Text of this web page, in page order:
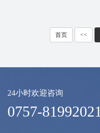
首页 <<
24小时欢迎咨询
0757-81992021